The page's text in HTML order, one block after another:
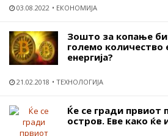
03.08.2022 ЕКОНОМИЈА
Зошто за копање
големо количество
енергија?
21.02.2018 ТЕХНОЛОГИЈА
Ќе се гради првиот
остров. Еве како ќе